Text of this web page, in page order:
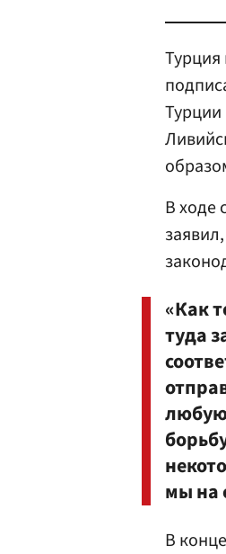
Турция
В ходе
«Как
туда
мы на
В